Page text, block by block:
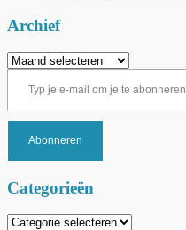
Archief
Archief
Typ je e-mail om je te abonneren op onze blog...
Abonneren
Categorieën
Categorieën